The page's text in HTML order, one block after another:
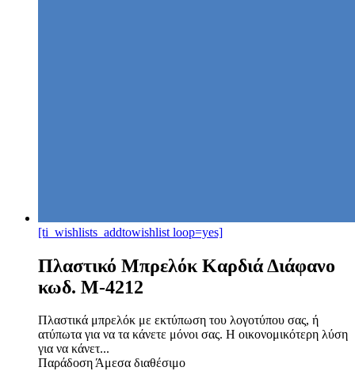
[ti_wishlists_addtowishlist loop=yes]
Πλαστικό Μπρελόκ Καρδιά Διάφανο
κωδ. M-4212
Πλαστικά μπρελόκ με εκτύπωση του λογοτύπου σας, ή
ατύπωτα για να τα κάνετε μόνοι σας. Η οικονομικότερη λύση
για να κάνετ...
ΠαράδοσηΆμεσα διαθέσιμο